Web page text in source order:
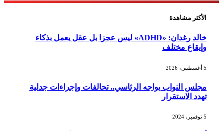
الأكثر مشاهدة
خالد رغدان: «ADHD» ليس عجزا بل عقل يعمل بذكاء
وإيقاع مختلف
مجلس النواب يواجه الرئاسي.. تحالفات وإجراءات جدلية
تهدد الاستقرار